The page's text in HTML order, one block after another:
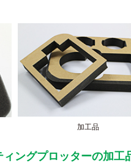
加工品
ングプロッターの加工